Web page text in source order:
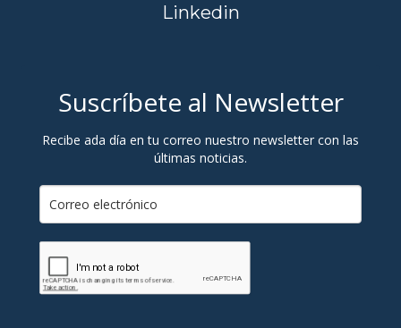
Linkedin
Suscríbete al Newsletter
Recibe ada día en tu correo nuestro newsletter con las
últimas noticias.